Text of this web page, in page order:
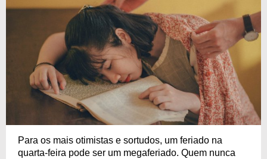
Para os mais otimistas e sortudos, um feriado na
quarta-feira pode ser um megaferiado. Quem nunca